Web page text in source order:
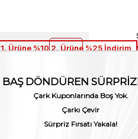
1. Ürüne %10 2. Ürüne %25 İndirim